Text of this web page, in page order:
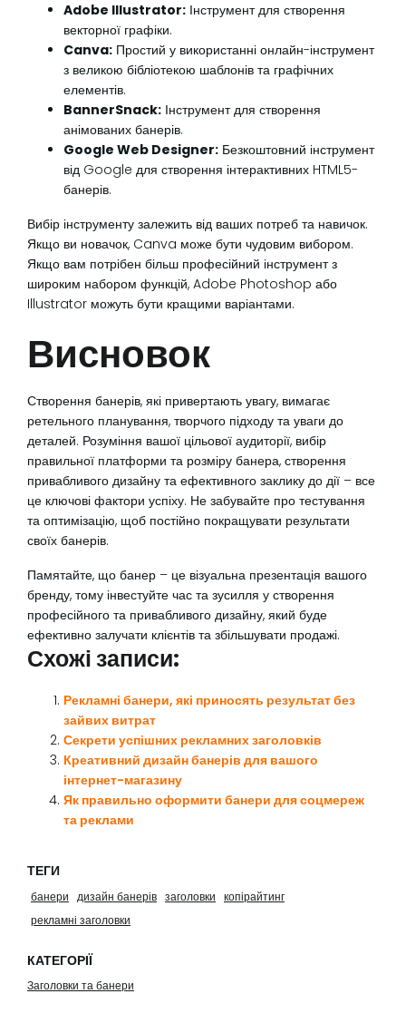
Adobe Illustrator: Інструмент для створення
векторної графіки.
Canva: Простий у використанні онлайн-інструмент
з великою бібліотекою шаблонів та графічних
елементів.
BannerSnack: Інструмент для створення
анімованих банерів.
Google Web Designer: Безкоштовний інструмент
від Google для створення інтерактивних HTML5-
банерів.
Вибір інструменту залежить від ваших потреб та навичок.
Якщо ви новачок, Canva може бути чудовим вибором.
Якщо вам потрібен більш професійний інструмент з
широким набором функцій, Adobe Photoshop або
Illustrator можуть бути кращими варіантами.
Висновок
Створення банерів, які привертають увагу, вимагає
ретельного планування, творчого підходу та уваги до
деталей. Розуміння вашої цільової аудиторії, вибір
правильної платформи та розміру банера, створення
привабливого дизайну та ефективного заклику до дії – все
це ключові фактори успіху. Не забувайте про тестування
та оптимізацію, щоб постійно покращувати результати
своїх банерів.
Памятайте, що банер – це візуальна презентація вашого
бренду, тому інвестуйте час та зусилля у створення
професійного та привабливого дизайну, який буде
ефективно залучати клієнтів та збільшувати продажі.
Схожі записи:
Рекламні банери, які приносять результат без
зайвих витрат
Секрети успішних рекламних заголовків
Креативний дизайн банерів для вашого
інтернет-магазину
Як правильно оформити банери для соцмереж
та реклами
ТЕГИ
банери дизайн банерів заголовки копірайтинг
рекламні заголовки
КАТЕГОРІЇ
Заголовки та банери